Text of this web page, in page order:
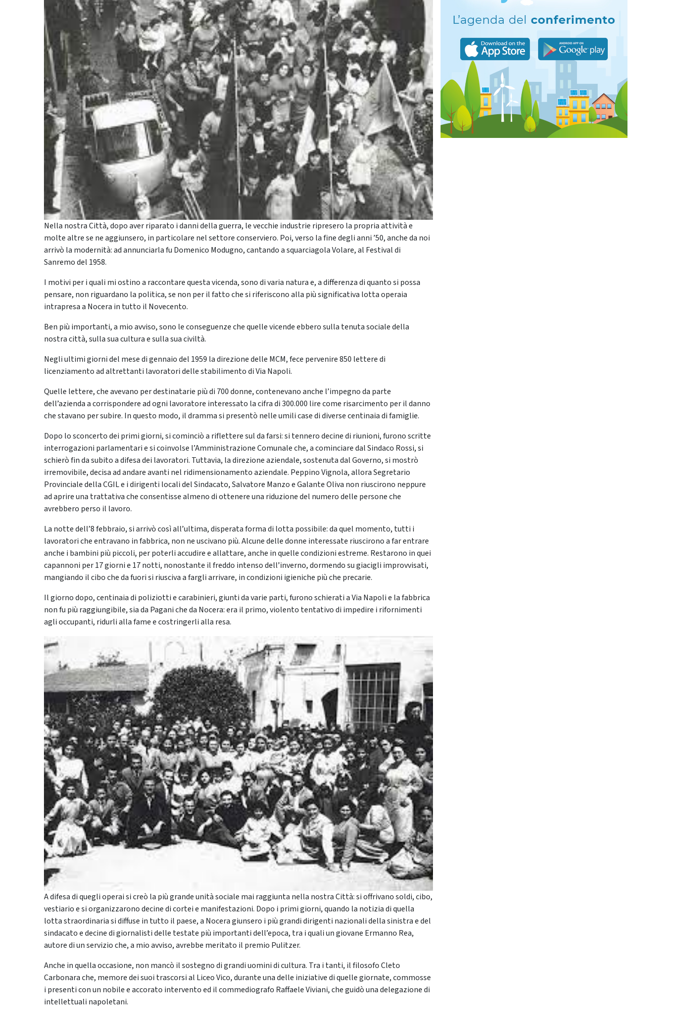
Nella nostra Città, dopo aver riparato i danni della guerra, le vecchie industrie ripresero la propria attività e
molte altre se ne aggiunsero, in particolare nel settore conserviero. Poi, verso la fine degli anni ’50, anche da noi
arrivò la modernità: ad annunciarla fu Domenico Modugno, cantando a squarciagola Volare, al Festival di
Sanremo del 1958.
I motivi per i quali mi ostino a raccontare questa vicenda, sono di varia natura e, a differenza di quanto si possa
pensare, non riguardano la politica, se non per il fatto che si riferiscono alla più significativa lotta operaia
intrapresa a Nocera in tutto il Novecento.
Ben più importanti, a mio avviso, sono le conseguenze che quelle vicende ebbero sulla tenuta sociale della
nostra città, sulla sua cultura e sulla sua civiltà.
Negli ultimi giorni del mese di gennaio del 1959 la direzione delle MCM, fece pervenire 850 lettere di
licenziamento ad altrettanti lavoratori delle stabilimento di Via Napoli.
Quelle lettere, che avevano per destinatarie più di 700 donne, contenevano anche l’impegno da parte
dell’azienda a corrispondere ad ogni lavoratore interessato la cifra di 300.000 lire come risarcimento per il danno
che stavano per subire. In questo modo, il dramma si presentò nelle umili case di diverse centinaia di famiglie.
Dopo lo sconcerto dei primi giorni, si cominciò a riflettere sul da farsi: si tennero decine di riunioni, furono scritte
interrogazioni parlamentari e si coinvolse l’Amministrazione Comunale che, a cominciare dal Sindaco Rossi, si
schierò fin da subito a difesa dei lavoratori. Tuttavia, la direzione aziendale, sostenuta dal Governo, si mostrò
irremovibile, decisa ad andare avanti nel ridimensionamento aziendale. Peppino Vignola, allora Segretario
Provinciale della CGIL e i dirigenti locali del Sindacato, Salvatore Manzo e Galante Oliva non riuscirono neppure
ad aprire una trattativa che consentisse almeno di ottenere una riduzione del numero delle persone che
avrebbero perso il lavoro.
La notte dell’8 febbraio, si arrivò così all’ultima, disperata forma di lotta possibile: da quel momento, tutti i
lavoratori che entravano in fabbrica, non ne uscivano più. Alcune delle donne interessate riuscirono a far entrare
anche i bambini più piccoli, per poterli accudire e allattare, anche in quelle condizioni estreme. Restarono in quei
capannoni per 17 giorni e 17 notti, nonostante il freddo intenso dell’inverno, dormendo su giacigli improvvisati,
mangiando il cibo che da fuori si riusciva a fargli arrivare, in condizioni igieniche più che precarie.
Il giorno dopo, centinaia di poliziotti e carabinieri, giunti da varie parti, furono schierati a Via Napoli e la fabbrica
non fu più raggiungibile, sia da Pagani che da Nocera: era il primo, violento tentativo di impedire i rifornimenti
agli occupanti, ridurli alla fame e costringerli alla resa.
A difesa di quegli operai si creò la più grande unità sociale mai raggiunta nella nostra Città: si offrivano soldi, cibo,
vestiario e si organizzarono decine di cortei e manifestazioni. Dopo i primi giorni, quando la notizia di quella
lotta straordinaria si diffuse in tutto il paese, a Nocera giunsero i più grandi dirigenti nazionali della sinistra e del
sindacato e decine di giornalisti delle testate più importanti dell’epoca, tra i quali un giovane Ermanno Rea,
autore di un servizio che, a mio avviso, avrebbe meritato il premio Pulitzer.
Anche in quella occasione, non mancò il sostegno di grandi uomini di cultura. Tra i tanti, il filosofo Cleto
Carbonara che, memore dei suoi trascorsi al Liceo Vico, durante una delle iniziative di quelle giornate, commosse
i presenti con un nobile e accorato intervento ed il commediografo Raffaele Viviani, che guidò una delegazione di
intellettuali napoletani.